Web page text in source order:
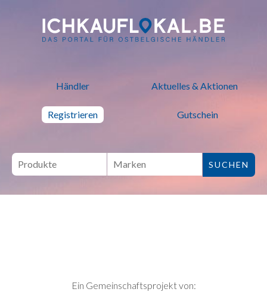
ich kauf lokal - Bei lokalen
Händler Aktuelles & Aktionen
Registrieren Gutschein
SEITENFUSSEin Gemeinschaftsprojekt von: